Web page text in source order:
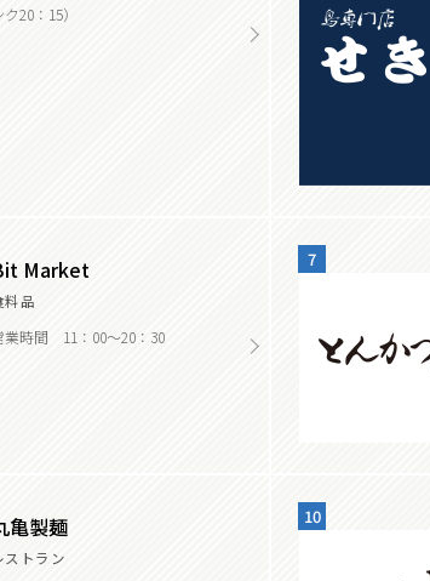
20：15）
Market
料品
業時間 11：00～20：30
7
亀製麺
ストラン
10